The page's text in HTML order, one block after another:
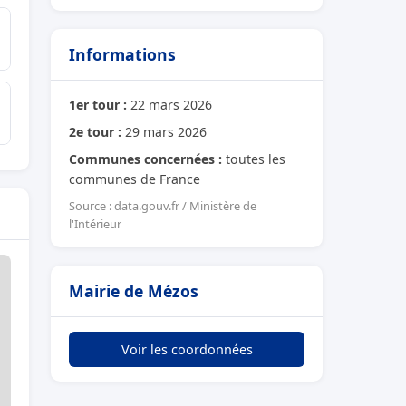
Informations
1er tour : 22 mars 2026
2e tour : 29 mars 2026
Communes concernées : toutes les
communes de France
Source : data.gouv.fr / Ministère de
l'Intérieur
Mairie de Mézos
Voir les coordonnées